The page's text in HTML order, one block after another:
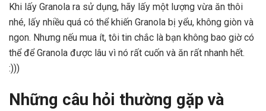
Khi lấy Granola ra sử dụng, hãy lấy một lượng vừa ăn thôi
nhé, lấy nhiều quá có thể khiến Granola bị yểu, không giòn và
ngon. Nhưng nếu mua ít, tôi tin chắc là bạn không bao giờ có
thể để Granola được lâu vì nó rất cuốn và ăn rất nhanh hết.
:)))
Những câu hỏi thường gặp và